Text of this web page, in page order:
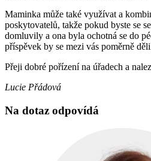
Maminka může také využívat a
poskytovatelů, takže pokud byste se
domluvily a ona byla ochotná se do
příspěvek by se mezi vás poměrně
Přeji dobré pořízení na úřadech a
Lucie Přádová
Na dotaz odpovídá